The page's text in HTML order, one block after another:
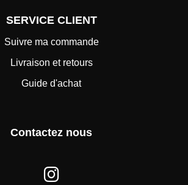
SERVICE CLIENT
Suivre ma commande
Livraison et retours
Guide d'achat
Contactez nous